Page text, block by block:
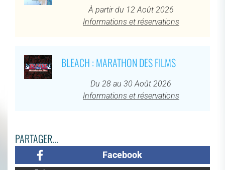
À partir du 12 Août 2026
Informations et réservations
BLEACH : MARATHON DES FILMS
Du 28 au 30 Août 2026
Informations et réservations
PARTAGER...
Facebook